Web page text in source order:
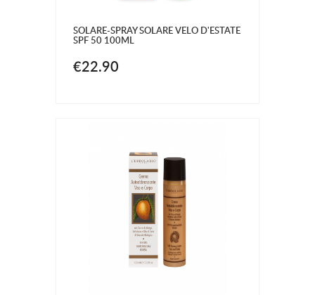
SOLARE-SPRAY SOLARE VELO D'ESTATE
SPF 50 100ML
€22.90